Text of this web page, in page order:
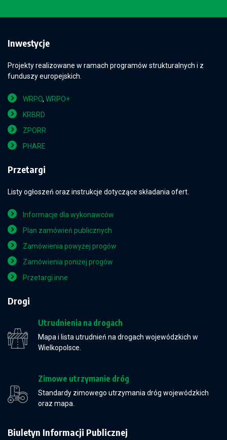
Inwestycje
Projekty realizowane w ramach programów strukturalnych i z
funduszy europejskich.
WRPO, WRPO+
KRBRD
ZPORR
PHARE
Przetargi
Listy ogłoszeń oraz instrukcje dotyczące składania ofert.
Informacje dla wykonawców
Plan zamówień publicznych
Zamówienia powyżej progów
Zamówienia poniżej progów
Przetargi inne
Drogi
Utrudnienia na drogach
Mapa i lista utrudnień na drogach wojewódzkich w
Wielkopolsce.
Zimowe utrzymanie dróg
Standardy zimowego utrzymania dróg wojewódzkich
oraz mapa.
Biuletyn Informacji Publicznej